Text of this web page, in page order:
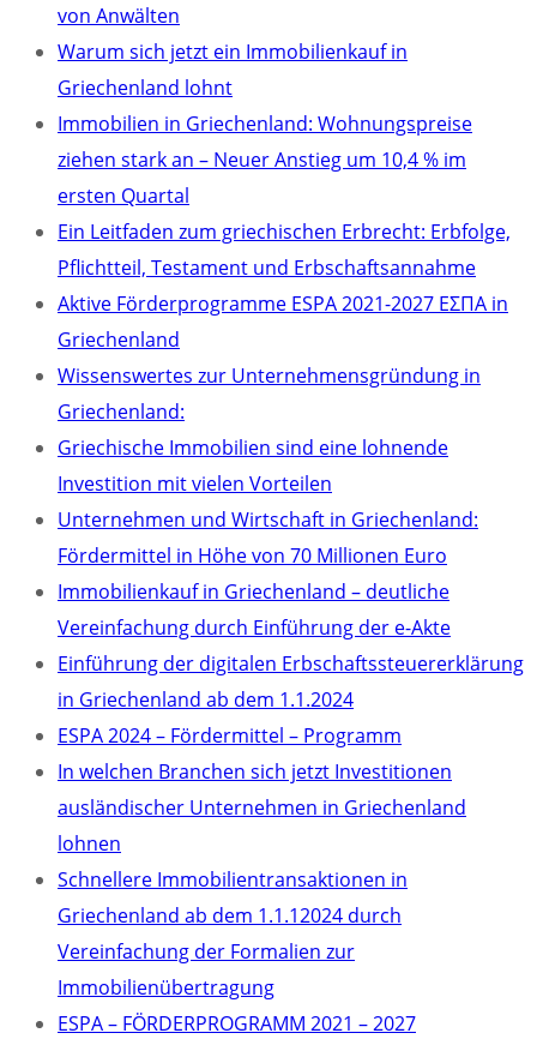
von Anwälten
Warum sich jetzt ein Immobilienkauf in
Griechenland lohnt
Immobilien in Griechenland: Wohnungspreise
ziehen stark an – Neuer Anstieg um 10,4 % im
ersten Quartal
Ein Leitfaden zum griechischen Erbrecht: Erbfolge,
Pflichtteil, Testament und Erbschaftsannahme
Aktive Förderprogramme ESPA 2021-2027 ΕΣΠΑ in
Griechenland
Wissenswertes zur Unternehmensgründung in
Griechenland:
Griechische Immobilien sind eine lohnende
Investition mit vielen Vorteilen
Unternehmen und Wirtschaft in Griechenland:
Fördermittel in Höhe von 70 Millionen Euro
Immobilienkauf in Griechenland – deutliche
Vereinfachung durch Einführung der e-Akte
Einführung der digitalen Erbschaftssteuererklärung
in Griechenland ab dem 1.1.2024
ESPA 2024 – Fördermittel – Programm
In welchen Branchen sich jetzt Investitionen
ausländischer Unternehmen in Griechenland
lohnen
Schnellere Immobilientransaktionen in
Griechenland ab dem 1.1.12024 durch
Vereinfachung der Formalien zur
Immobilienübertragung
ΕSPA – FÖRDERPROGRAMM 2021 – 2027